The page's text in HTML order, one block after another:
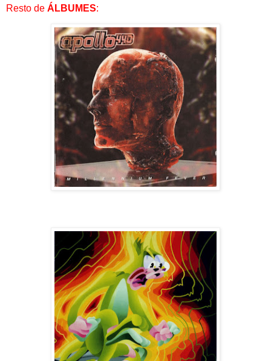
Resto de ÁLBUMES: